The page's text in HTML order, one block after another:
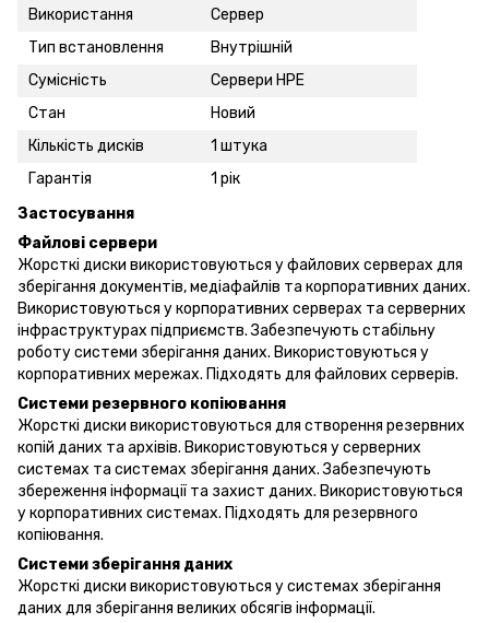
Використання
Сервер
Тип встановлення
Внутрішній
Сумісність
Сервери HPE
Стан
Новий
Кількість дисків
1 штука
Гарантія
1 рік
Застосування
Файлові сервери
Жорсткі диски використовуються у файлових серверах для
зберігання документів, медіафайлів та корпоративних даних.
Використовуються у корпоративних серверах та серверних
інфраструктурах підприємств. Забезпечують стабільну
роботу системи зберігання даних. Використовуються у
корпоративних мережах. Підходять для файлових серверів.
Системи резервного копіювання
Жорсткі диски використовуються для створення резервних
копій даних та архівів. Використовуються у серверних
системах та системах зберігання даних. Забезпечують
збереження інформації та захист даних. Використовуються
у корпоративних системах. Підходять для резервного
копіювання.
Системи зберігання даних
Жорсткі диски використовуються у системах зберігання
даних для зберігання великих обсягів інформації.